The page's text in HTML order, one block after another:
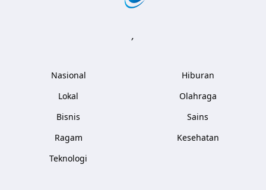
,
Nasional
Lokal
Bisnis
Ragam
Teknologi
Hiburan
Olahraga
Sains
Kesehatan